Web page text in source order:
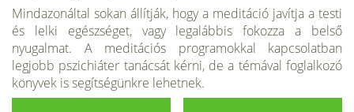
Mindazonáltal sokan állítják, hogy a me­ditáció javítja a testi
és lelki egészséget, vagy legalábbis fokozza a belső
nyugalmat. A me­ditációs programokkal kapcsolatban
legjobb pszichiáter tanácsát kérni, de a témával fog­lalkozó
könyvek is segítségünkre lehetnek.